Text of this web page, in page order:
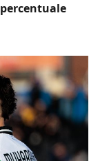
percentuale